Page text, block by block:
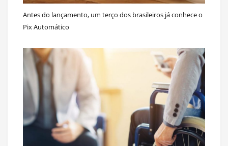
Antes do lançamento, um terço dos brasileiros já conhece o
Pix Automático